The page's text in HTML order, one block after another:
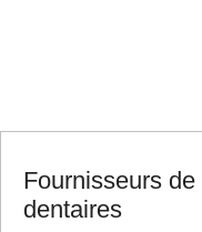
Fournisseurs
dentaires